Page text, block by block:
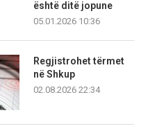
është ditë jopune
05.01.2026 10:36
Regjistrohet tërmet
në Shkup
02.08.2026 22:34